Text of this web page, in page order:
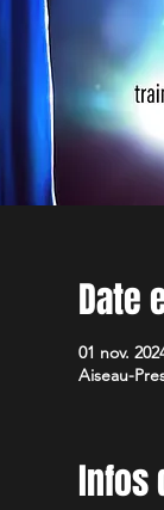
Date
01 nov.
Aiseau-
Infos